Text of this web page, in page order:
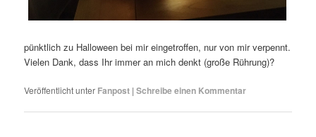
pünktlich zu Halloween bei mir eingetroffen, nur von mir verpennt.
Vielen Dank, dass Ihr immer an mich denkt (große Rührung)?
Veröffentlicht unter Fanpost |Schreibe einen Kommentar